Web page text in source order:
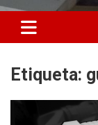
Tour
Plataforma de
Etiqueta: